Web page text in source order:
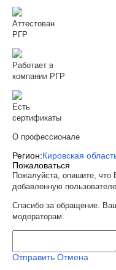
Аттестован
РГР
Работает в
компании РГР
Есть
сертификаты
О профессионале
Регион:Кировская
Пожаловаться
Пожалуйста, опишите, что
добавленную
Спасибо за обращение.
модераторам.
Отправить Отмена